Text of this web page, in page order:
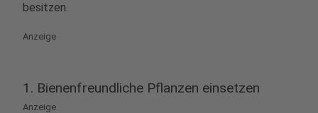
besitzen.
Anzeige
1. Bienenfreundliche Pflanzen einsetzen
Anzeige